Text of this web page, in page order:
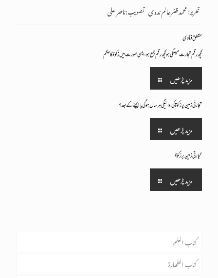
تحریر: محمدظفرعالم ندوی تصویب:ناصر علی
متعلق فتاوی
کچھ رقم تجارت میںلگی ہوکچھ رقم جمع ہو،ایسی صورت میں زکوۃ کاحکم
مزید پڑھیں
تجارتی زمین پرزکوٰۃ کی ادائیگی ہرسال ہوگی یا بیچنے کے بعد؟
مزید پڑھیں
تجارتی زمین پر زکوٰۃ
مزید پڑھیں
کتــاب الـعلــم
علم
کتــاب الــطھـــارۃ